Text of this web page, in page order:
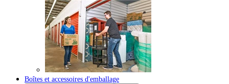
Boîtes et accessoires d'emballage